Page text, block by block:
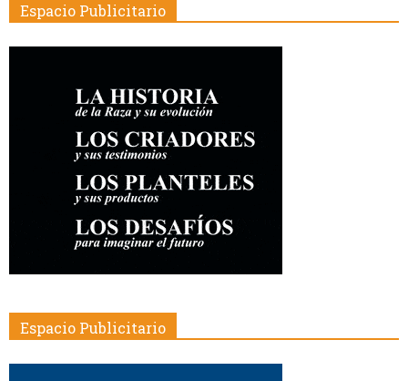
Espacio Publicitario
Espacio Publicitario